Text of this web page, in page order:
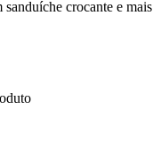
crocante e mais